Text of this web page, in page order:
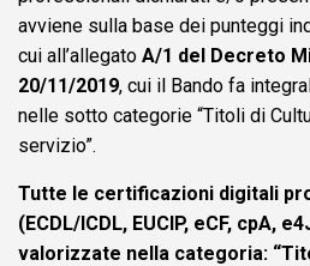
avviene sulla base dei punteggi
cui all’allegato A/1 del Decreto
20/11/2019, cui il Bando fa
nelle sotto categorie “Titoli di
servizio”.
Tutte le certificazioni digitali
(ECDL/ICDL, EUCIP, eCF, cpA,
valorizzate nella categoria: